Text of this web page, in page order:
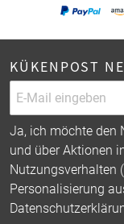
KÜKENPOST
Ja, ich möchte den
und über Aktionen
Nutzungsverhalten
Personalisierung